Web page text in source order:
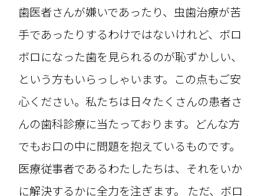
歯医者さんが嫌いであったり、虫歯治療が苦
手であったりするわけではないけれど、ボロ
ボロになった歯を見られるのが恥ずかしい、
という方もいらっしゃいます。この点もご安
心ください。私たちは日々たくさんの患者さ
んの歯科診療に当たっております。どんな方
でもお口の中に問題を抱えているものです。
医療従事者であるわたしたちは、それをいか
に解決するかに全力を注ぎます。 ただ、ボロ